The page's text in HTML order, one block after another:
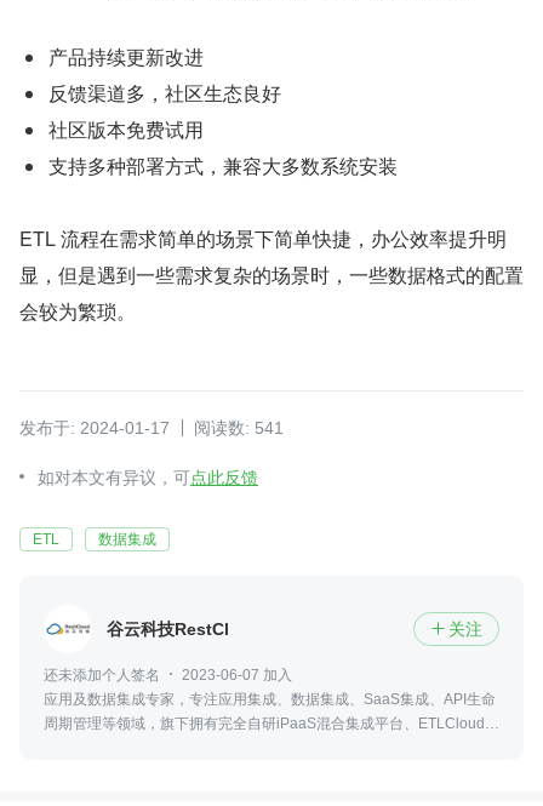
产品持续更新改进
反馈渠道多，社区生态良好
社区版本免费试用
支持多种部署方式，兼容大多数系统安装
ETL 流程在需求简单的场景下简单快捷，办公效率提升明
显，但是遇到一些需求复杂的场景时，一些数据格式的配置
会较为繁琐。
发布于: 2024-01-17 阅读数: 541
如对本文有异议，可点此反馈
ETL 数据集成
谷云科技RestCloud  关注
还未添加个人签名
2023-06-07 加入
应用及数据集成专家，专注应用集成、数据集成、SaaS集成、API生命
周期管理等领域，旗下拥有完全自研iPaaS混合集成平台、ETLCloud全